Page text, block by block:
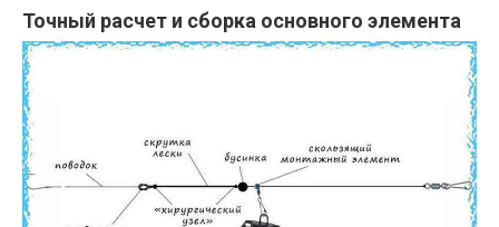
Точный расчет и сборка основного элемента